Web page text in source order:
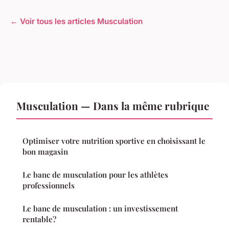
← Voir tous les articles Musculation
Musculation — Dans la même rubrique
Optimiser votre nutrition sportive en choisissant le
bon magasin
Le banc de musculation pour les athlètes
professionnels
Le banc de musculation : un investissement
rentable?